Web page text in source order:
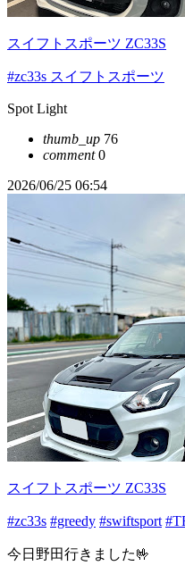
スイフトスポーツ ZC33S
#zc33s スイフトスポーツ
Spot Light
thumb_up 76
comment0
2026/06/25 06:54
スイフトスポーツ ZC33S
#zc33s #greedy #swiftsport
今日野田行きました🤟